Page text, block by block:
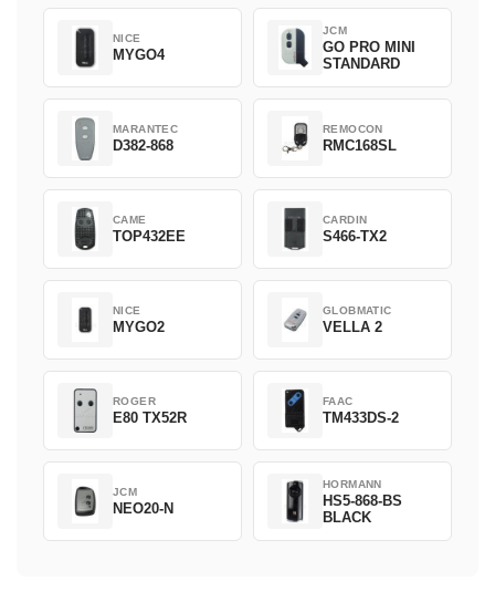
NICE
MYGO4
JCM
GO PRO MINI
STANDARD
MARANTEC
D382-868
REMOCON
RMC168SL
CAME
TOP432EE
CARDIN
S466-TX2
NICE
MYGO2
GLOBMATIC
VELLA 2
ROGER
E80 TX52R
FAAC
TM433DS-2
JCM
NEO20-N
HORMANN
HS5-868-BS
BLACK